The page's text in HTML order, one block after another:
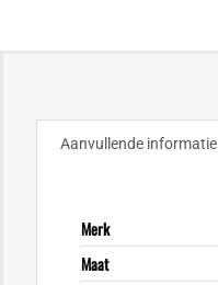
Aanvullende informatie
Merk
Maat